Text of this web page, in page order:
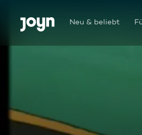
Zum Inhalt springen
Barrierefrei Neu & beliebt